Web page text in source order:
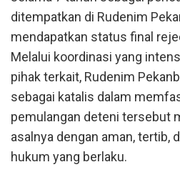
ditempatkan di Rudenim
mendapatkan status final
Melalui koordinasi yang
pihak terkait, Rudenim
sebagai katalis dalam
pemulangan deteni tersebut
asalnya dengan aman, tertib,
hukum yang berlaku.